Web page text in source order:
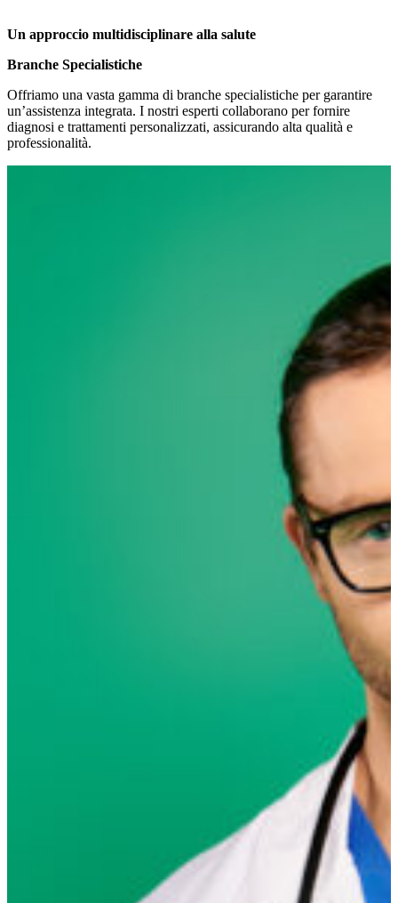
Un approccio multidisciplinare alla salute
Branche Specialistiche
Offriamo una vasta gamma di branche specialistiche per garantire
un’assistenza integrata. I nostri esperti collaborano per fornire
diagnosi e trattamenti personalizzati, assicurando alta qualità e
professionalità.